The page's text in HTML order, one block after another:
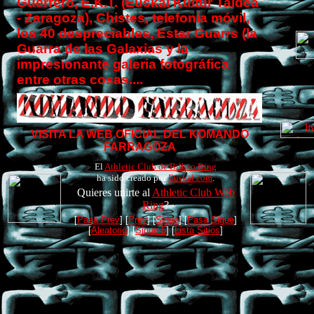
- Zaragoza), Chistes, telefonía móvil,
los 40 despreciables, Estar Guarrs (la
Guarra de las Galaxias y la
impresionante galeria fotográfica
entre otras cosas....
VISITA LA WEB OFICIAL DEL KOMANDO
FARRAGOZA
ElAthletic Club de Bilbao Ring
ha sido creado porEuskal.com.
Quieres unirte al Athletic Club Web
Ring?
[Pasa Prev] [Prev] [Sigue] [Pasa Sigue]
[Aleatorio] [Sigue 5] [Lista Sitios]